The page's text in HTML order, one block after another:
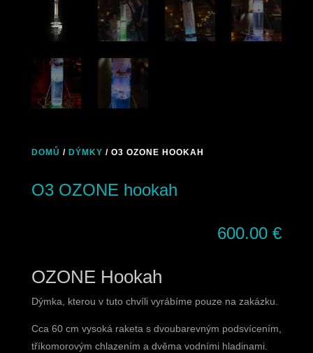
DOMŮ / DÝMKY / O3 OZONE HOOKAH
O3 OZONE hookah
600.00€
OZONE Hookah
Dýmka, kterou v tuto chvíli vyrábíme pouze na zakázku.
Cca 60 cm vysoká raketa s dvoubarevným podsvícením,
tříkomorovým chlazením a dvěma vodními hladinami.